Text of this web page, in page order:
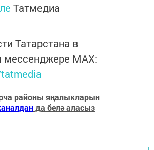
Татмедиа
Татарстана в
мессенджере MАХ:
районы яңалыкларын
да белә аласыз